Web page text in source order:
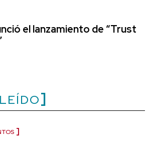
el lanzamiento de “Trust
LEÍDO